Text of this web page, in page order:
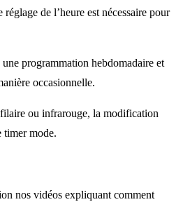
de l’heure est nécessaire pour
programmation hebdomadaire et
occasionnelle.
ou infrarouge, la modification
timer mode.
nos vidéos expliquant comment